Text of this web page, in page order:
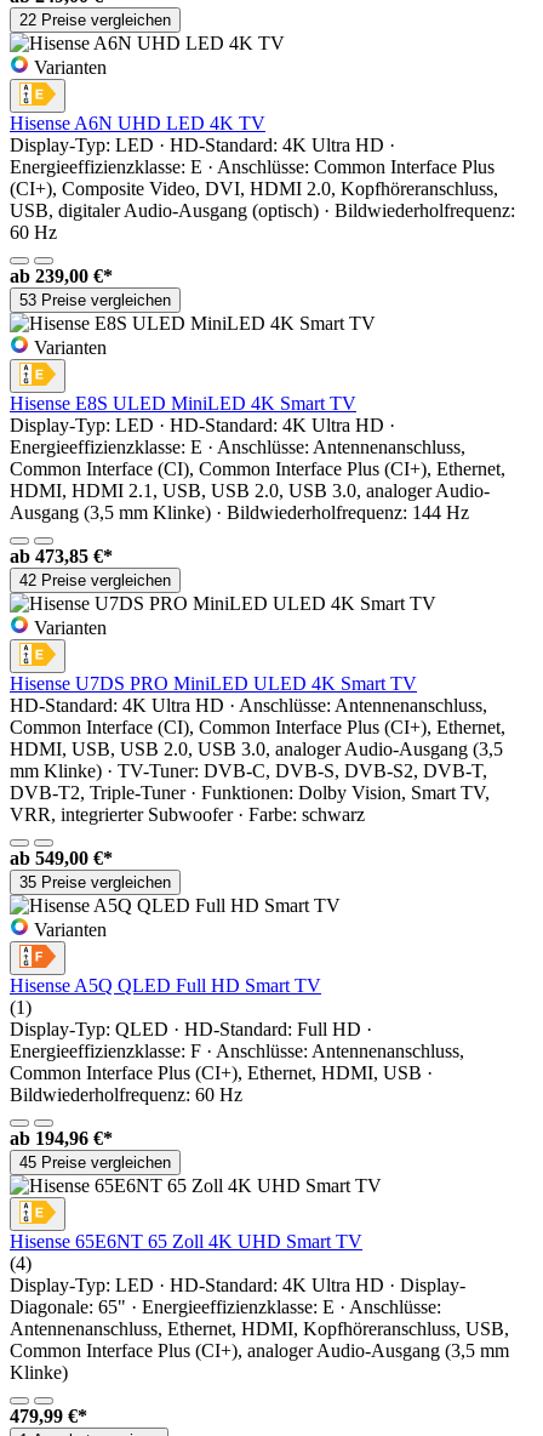
22 Preise vergleichen
Varianten
Hisense A6N UHD LED 4K TV
Display-Typ: LED · HD-Standard: 4K Ultra HD ·
Energieeffizienzklasse: E · Anschlüsse: Common Interface Plus
(CI+), Composite Video, DVI, HDMI 2.0, Kopfhöreranschluss,
USB, digitaler Audio-Ausgang (optisch) · Bildwiederholfrequenz:
60 Hz
ab 239,00 €*
53 Preise vergleichen
Varianten
Hisense E8S ULED MiniLED 4K Smart TV
Display-Typ: LED · HD-Standard: 4K Ultra HD ·
Energieeffizienzklasse: E · Anschlüsse: Antennenanschluss,
Common Interface (CI), Common Interface Plus (CI+), Ethernet,
HDMI, HDMI 2.1, USB, USB 2.0, USB 3.0, analoger Audio-
Ausgang (3,5 mm Klinke) · Bildwiederholfrequenz: 144 Hz
ab 473,85 €*
42 Preise vergleichen
Varianten
Hisense U7DS PRO MiniLED ULED 4K Smart TV
HD-Standard: 4K Ultra HD · Anschlüsse: Antennenanschluss,
Common Interface (CI), Common Interface Plus (CI+), Ethernet,
HDMI, USB, USB 2.0, USB 3.0, analoger Audio-Ausgang (3,5
mm Klinke) · TV-Tuner: DVB-C, DVB-S, DVB-S2, DVB-T,
DVB-T2, Triple-Tuner · Funktionen: Dolby Vision, Smart TV,
VRR, integrierter Subwoofer · Farbe: schwarz
ab 549,00 €*
35 Preise vergleichen
Varianten
Hisense A5Q QLED Full HD Smart TV
(1)
Display-Typ: QLED · HD-Standard: Full HD ·
Energieeffizienzklasse: F · Anschlüsse: Antennenanschluss,
Common Interface Plus (CI+), Ethernet, HDMI, USB ·
Bildwiederholfrequenz: 60 Hz
ab 194,96 €*
45 Preise vergleichen
Hisense 65E6NT 65 Zoll 4K UHD Smart TV
(4)
Display-Typ: LED · HD-Standard: 4K Ultra HD · Display-
Diagonale: 65" · Energieeffizienzklasse: E · Anschlüsse:
Antennenanschluss, Ethernet, HDMI, Kopfhöreranschluss, USB,
Common Interface Plus (CI+), analoger Audio-Ausgang (3,5 mm
Klinke)
479,99 €*